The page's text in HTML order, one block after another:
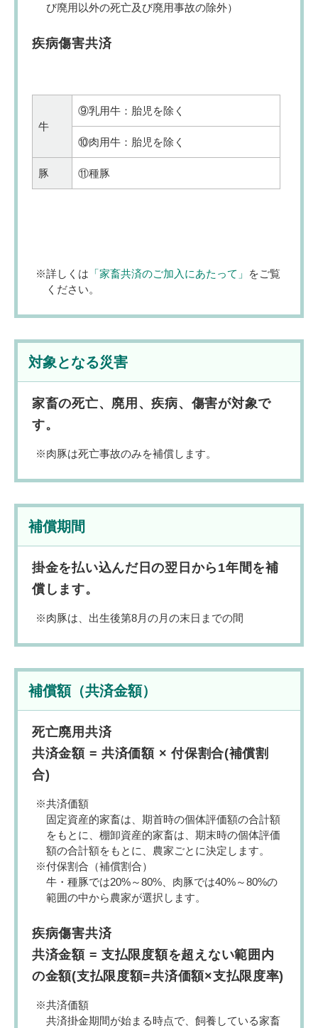
び廃用以外の死亡及び廃用事故の除外）
疾病傷害共済
牛
⑨乳用牛：胎児を除く
⑩肉用牛：胎児を除く
豚 ⑪種豚
詳しくは 「家畜共済のご加入にあたって」
をご覧
ください。
対象となる災害
家畜の死亡、廃用、疾病、傷害が対象で
す。
肉豚は死亡事故のみを補償します。
補償期間
掛金を払い込んだ日の翌日から1年間を補
償します。
肉豚は、出生後第8月の月の末日までの間
補償額（共済金額）
死亡廃用共済
共済金額 = 共済価額 × 付保割合(補償割
合)
共済価額
固定資産的家畜は、期首時の個体評価額の合計額
をもとに、棚卸資産的家畜は、期末時の個体評価
額の合計額をもとに、農家ごとに決定します。
付保割合（補償割合）
牛・種豚では20%～80%、肉豚では40%～80%の
範囲の中から農家が選択します。
疾病傷害共済
共済金額 = 支払限度額を超えない範囲内
の金額(支払限度額=共済価額×支払限度率)
共済価額
共済掛金期間が始まる時点で、飼養している家畜